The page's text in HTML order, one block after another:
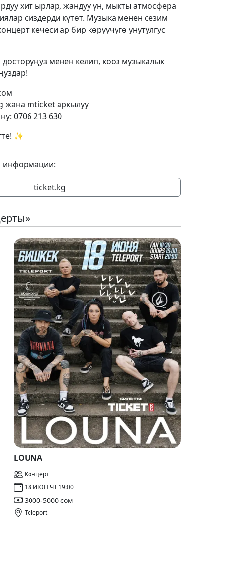
хит ырлар, жандуу үн, мыкты атмосфера
сиздерди күтөт. Музыка менен сезим
кечеси ар бир көрүүчүгө унутулгус
менен келип, кооз музыкалык
жана mticket аркылуу
0706 213 630
✨
информации:
ticket.kg
LOUNA
Концерт
18 ИЮН ЧТ 19:00
3000-5000 сом
Teleport